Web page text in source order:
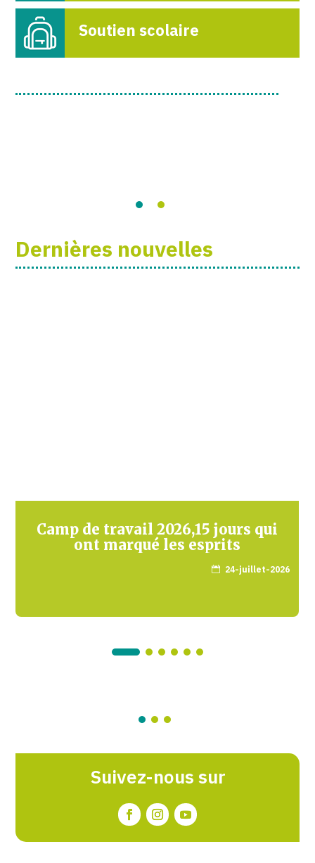
Soutien scolaire
Dernières nouvelles
Camp de travail 2026,15 jours qui
ont marqué les esprits
 24-juillet-2026
Suivez-nous sur